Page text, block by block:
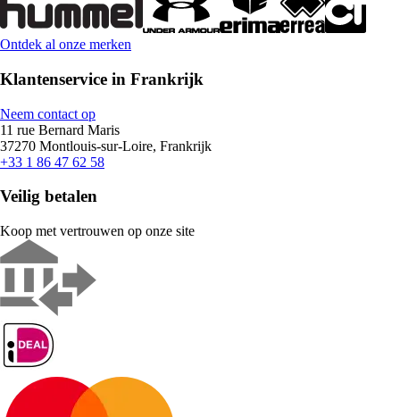
Ontdek al onze merken
Klantenservice in Frankrijk
Neem contact op
11 rue Bernard Maris
37270 Montlouis-sur-Loire, Frankrijk
+33 1 86 47 62 58
Veilig betalen
Koop met vertrouwen op onze site